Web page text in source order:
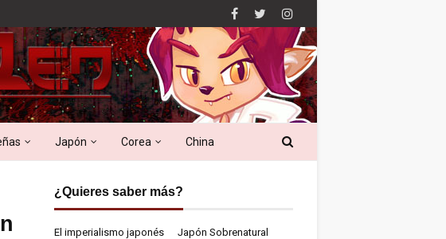
Japón Corea China
¿Quieres saber más?
El imperialismo japonés
Japón Sobrenatural